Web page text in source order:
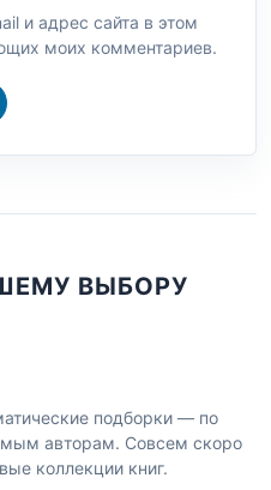
и адрес сайта в этом
моих комментариев.
ВЫБОРУ
подборки — по
авторам. Совсем скоро
коллекции книг.